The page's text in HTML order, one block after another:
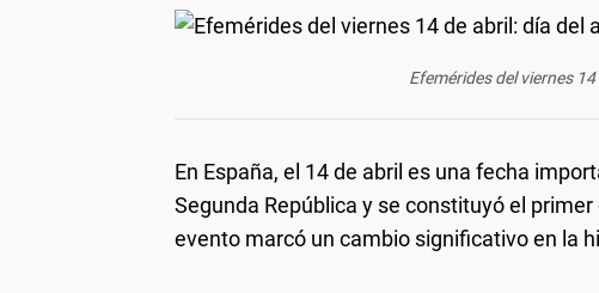
Efemérides del viernes
En España, el 14 de abril es una fecha
Segunda República y se constituyó el
evento marcó un cambio significativo en la